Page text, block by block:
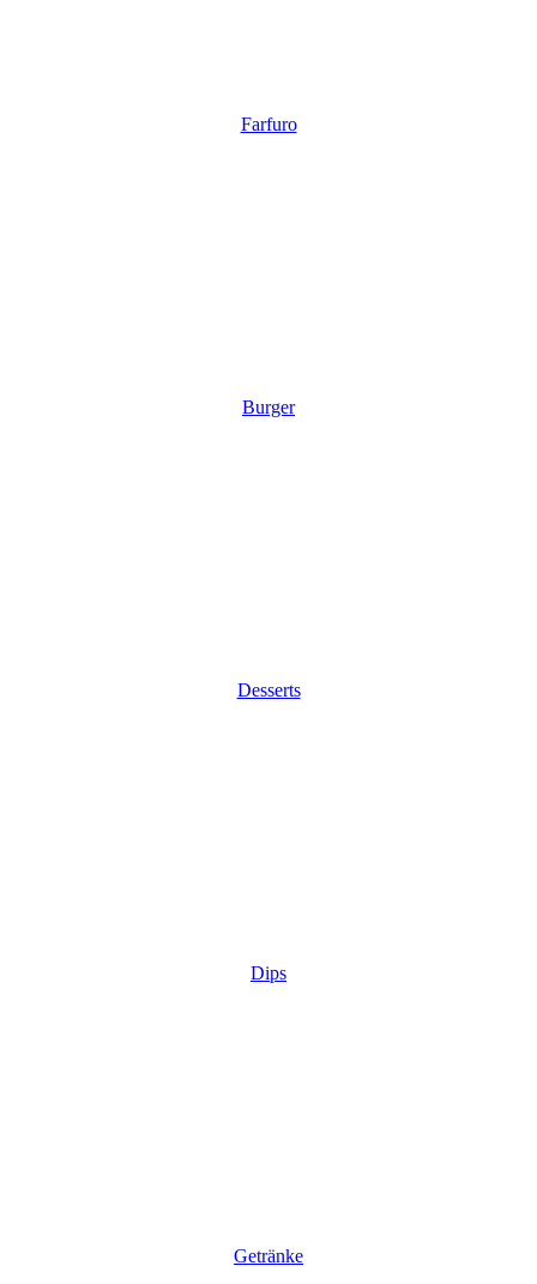
Farfuro
Burger
Desserts
Dips
Getränke